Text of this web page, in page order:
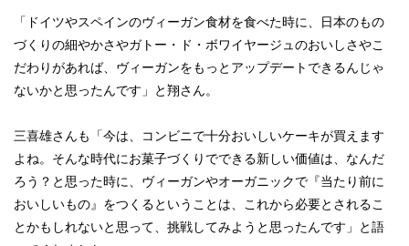
「ドイツやスペインのヴィーガン食材を食べた時に、日本のもの
づくりの細やかさやガトー・ド・ボワイヤージュのおいしさやこ
だわりがあれば、ヴィーガンをもっとアップデートできるんじゃ
ないかと思ったんです」と翔さん。
三喜雄さんも「今は、コンビニで十分おいしいケーキが買えます
よね。そんな時代にお菓子づくりでできる新しい価値は、なんだ
ろう？と思った時に、ヴィーガンやオーガニックで『当たり前に
おいしいもの』をつくるということは、これから必要とされるこ
とかもしれないと思って、挑戦してみようと思ったんです」と語